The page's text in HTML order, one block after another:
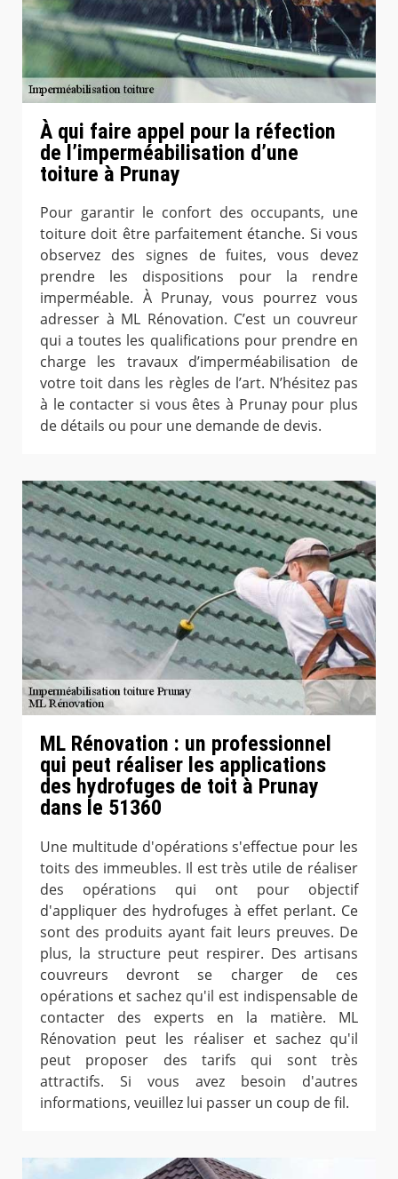
À qui faire appel pour la réfection
de l’imperméabilisation d’une
toiture à Prunay
Pour garantir le confort des occupants, une
toiture doit être parfaitement étanche. Si vous
observez des signes de fuites, vous devez
prendre les dispositions pour la rendre
imperméable. À Prunay, vous pourrez vous
adresser à ML Rénovation. C’est un couvreur
qui a toutes les qualifications pour prendre en
charge les travaux d’imperméabilisation de
votre toit dans les règles de l’art. N’hésitez pas
à le contacter si vous êtes à Prunay pour plus
de détails ou pour une demande de devis.
ML Rénovation : un professionnel
qui peut réaliser les applications
des hydrofuges de toit à Prunay
dans le 51360
Une multitude d'opérations s'effectue pour les
toits des immeubles. Il est très utile de réaliser
des opérations qui ont pour objectif
d'appliquer des hydrofuges à effet perlant. Ce
sont des produits ayant fait leurs preuves. De
plus, la structure peut respirer. Des artisans
couvreurs devront se charger de ces
opérations et sachez qu'il est indispensable de
contacter des experts en la matière. ML
Rénovation peut les réaliser et sachez qu'il
peut proposer des tarifs qui sont très
attractifs. Si vous avez besoin d'autres
informations, veuillez lui passer un coup de fil.